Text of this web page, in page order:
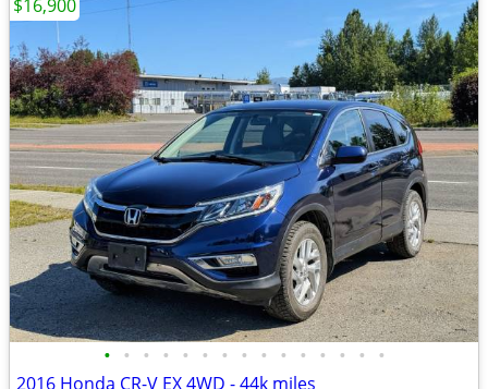
• • • • • • • • • • • • • • •
2016 Honda CR-V EX 4WD - 44k miles
$16,900